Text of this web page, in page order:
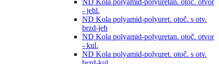
ND Kola polyamid-polyuretan. otoč. otvor
- jehl.
ND Kola polyamid-polyuret. otoč. s otv.
brzd-jeh
ND Kola polyamid-polyuretan. otoč. otvor
- kul.
ND Kola polyamid-polyuret. otoč. s otv.